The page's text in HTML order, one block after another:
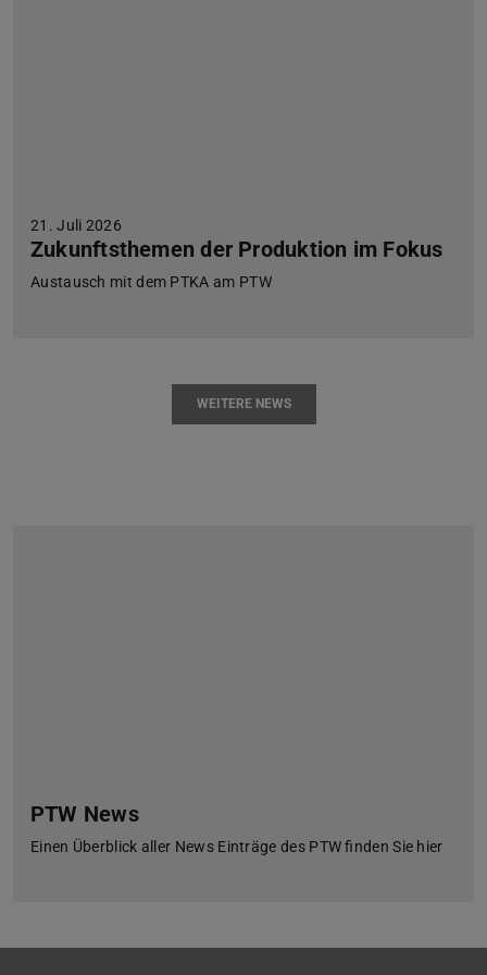
21. Juli 2026
Zukunftsthemen der Produktion im Fokus
Austausch mit dem PTKA am PTW
WEITERE NEWS
PTW News
Einen Überblick aller News Einträge des PTW finden Sie hier